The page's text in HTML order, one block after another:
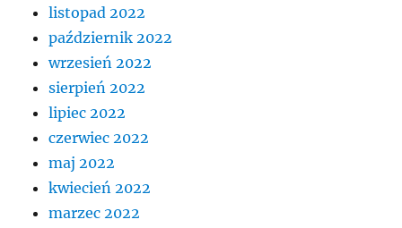
listopad 2022
październik 2022
wrzesień 2022
sierpień 2022
lipiec 2022
czerwiec 2022
maj 2022
kwiecień 2022
marzec 2022